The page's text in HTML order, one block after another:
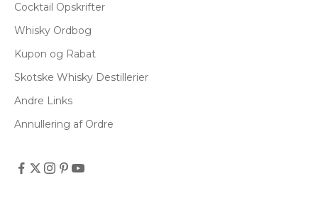
Cocktail Opskrifter
Whisky Ordbog
Kupon og Rabat
Skotske Whisky Destillerier
Andre Links
Annullering af Ordre